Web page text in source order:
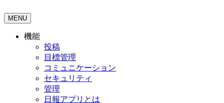
MENU
機能
投稿
目標管理
コミュニケーション
セキュリティ
管理
日報アプリとは